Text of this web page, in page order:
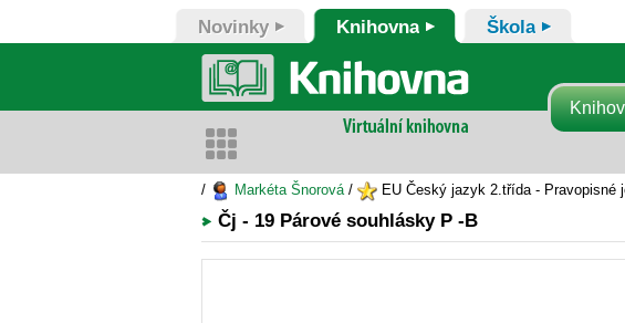
Novinky Knihovna Škola
/ Markéta Šnorová/ EU Český jazyk 2.třída - Pravopisné
Čj - 19 Párové souhlásky P -B